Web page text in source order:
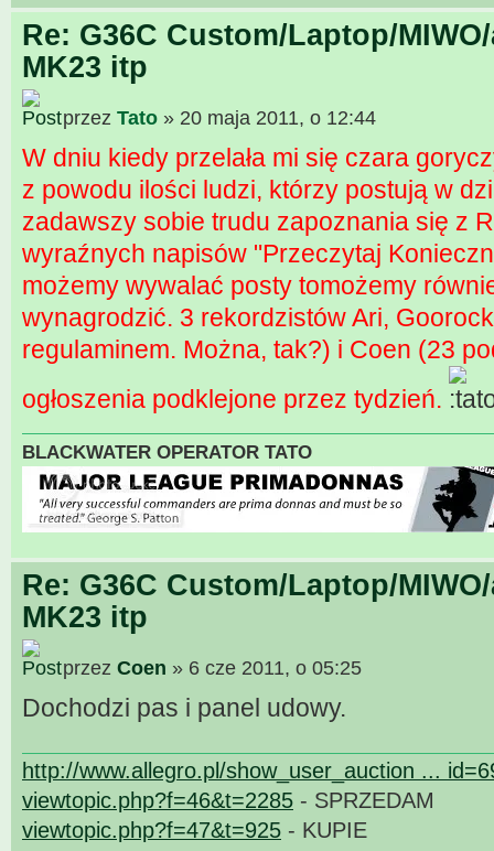
Re: G36C Custom/Laptop/
MK23 itp
przez Tato » 20 maja 2011, o 12:44
W dniu kiedy przelała mi się czara
z powodu ilości ludzi, którzy postują w
zadawszy sobie trudu zapoznania się z
wyraźnych napisów "Przeczytaj
możemy wywalać posty tomożemy
wynagrodzić. 3 rekordzistów Ari,
regulaminem. Można, tak?) i Coen (23
ogłoszenia podklejone przez tydzień.
BLACKWATER OPERATOR TATO
Re: G36C Custom/Laptop/
MK23 itp
przez Coen » 6 cze 2011, o 05:25
Dochodzi pas i panel udowy.
http://www.allegro.pl/show_user_auction ...
viewtopic.php?f=46&t=2285 - SPRZEDAM
viewtopic.php?f=47&t=925 - KUPIE